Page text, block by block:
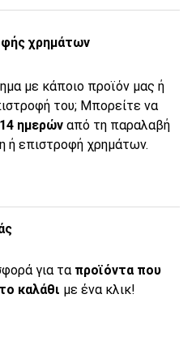
χρημάτων
με κάποιο προϊόν μας ή
του; Μπορείτε να
ημερών από τη παραλαβή
ή επιστροφή χρημάτων.
για τα προϊόντα που
καλάθι με ένα κλικ!